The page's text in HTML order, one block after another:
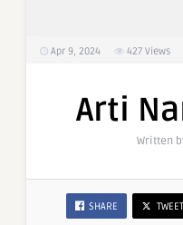
Apr 9, 2024 427 Views
Arti
Written
SHARE TWEET